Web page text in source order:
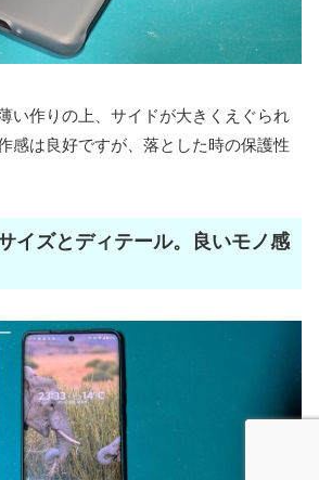
い作りの上、サイドが大きくえぐられ
感は良好ですが、落とした時の保護性
イズとディテール。良いモノ感